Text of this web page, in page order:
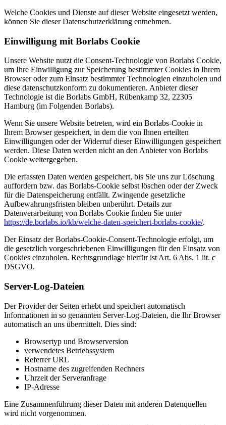
Welche Cookies und Dienste auf dieser Website eingesetzt werden,
können Sie dieser Datenschutzerklärung entnehmen.
Einwilligung mit Borlabs Cookie
Unsere Website nutzt die Consent-Technologie von Borlabs Cookie,
um Ihre Einwilligung zur Speicherung bestimmter Cookies in Ihrem
Browser oder zum Einsatz bestimmter Technologien einzuholen und
diese datenschutzkonform zu dokumentieren. Anbieter dieser
Technologie ist die Borlabs GmbH, Rübenkamp 32, 22305
Hamburg (im Folgenden Borlabs).
Wenn Sie unsere Website betreten, wird ein Borlabs-Cookie in
Ihrem Browser gespeichert, in dem die von Ihnen erteilten
Einwilligungen oder der Widerruf dieser Einwilligungen gespeichert
werden. Diese Daten werden nicht an den Anbieter von Borlabs
Cookie weitergegeben.
Die erfassten Daten werden gespeichert, bis Sie uns zur Löschung
auffordern bzw. das Borlabs-Cookie selbst löschen oder der Zweck
für die Datenspeicherung entfällt. Zwingende gesetzliche
Aufbewahrungsfristen bleiben unberührt. Details zur
Datenverarbeitung von Borlabs Cookie finden Sie unter
https://de.borlabs.io/kb/welche-daten-speichert-borlabs-cookie/.
Der Einsatz der Borlabs-Cookie-Consent-Technologie erfolgt, um
die gesetzlich vorgeschriebenen Einwilligungen für den Einsatz von
Cookies einzuholen. Rechtsgrundlage hierfür ist Art. 6 Abs. 1 lit. c
DSGVO.
Server-Log-Dateien
Der Provider der Seiten erhebt und speichert automatisch
Informationen in so genannten Server-Log-Dateien, die Ihr Browser
automatisch an uns übermittelt. Dies sind:
Browsertyp und Browserversion
verwendetes Betriebssystem
Referrer URL
Hostname des zugreifenden Rechners
Uhrzeit der Serveranfrage
IP-Adresse
Eine Zusammenführung dieser Daten mit anderen Datenquellen
wird nicht vorgenommen.